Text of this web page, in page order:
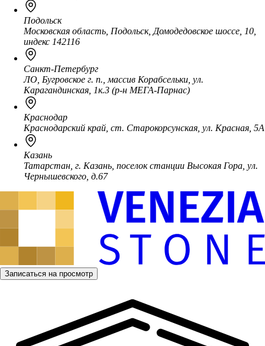
Подольск
Московская область, Подольск, Домодедовское шоссе, 10,
индекс 142116
Санкт-Петербург
ЛО, Бугровское г. п., массив Корабсельки, ул.
Карагандинская, 1к.3 (р-н МЕГА-Парнас)
Краснодар
Краснодарский край, ст. Старокорсунская, ул. Красная, 5А
Казань
Татарстан, г. Казань, поселок станции Высокая Гора, ул.
Чернышевского, д.67
Записаться на просмотр